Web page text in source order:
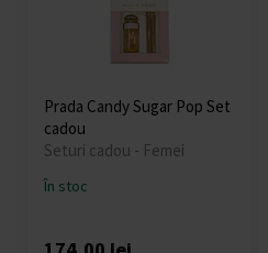
Prada Candy Sugar Pop Set
cadou
Seturi cadou - Femei
În stoc